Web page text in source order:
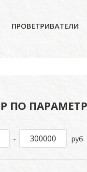
ПРОВЕТРИВАТЕЛИ
ПО
- руб.